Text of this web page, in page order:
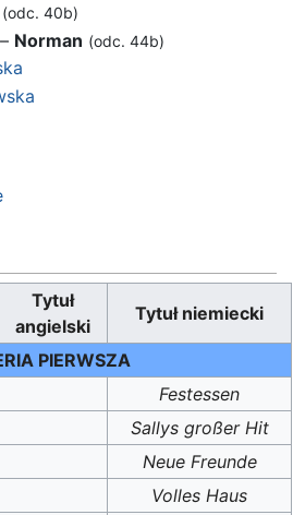
(odc. 40b)
– Norman (odc. 44b)
Tytuł
angielski
Tytuł niemiecki
PIERWSZA
Festessen
Sallys großer Hit
Neue Freunde
Volles Haus